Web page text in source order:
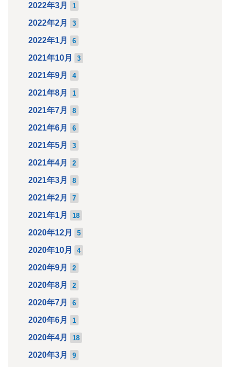
2022年3月 1
2022年2月 3
2022年1月 6
2021年10月 3
2021年9月 4
2021年8月 1
2021年7月 8
2021年6月 6
2021年5月 3
2021年4月 2
2021年3月 8
2021年2月 7
2021年1月 18
2020年12月 5
2020年10月 4
2020年9月 2
2020年8月 2
2020年7月 6
2020年6月 1
2020年4月 18
2020年3月 9